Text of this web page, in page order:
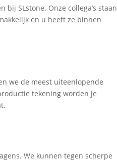
SLstone. Onze collega’s staan
en u heeft ze binnen
we de meest uiteenlopende
tekening worden je
We kunnen tegen scherpe